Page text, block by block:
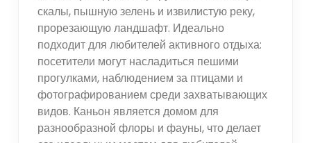
скалы, пышную зелень и извилистую реку,
прорезающую ландшафт. Идеально
подходит для любителей активного отдыха:
посетители могут насладиться пешими
прогулками, наблюдением за птицами и
фотографированием среди захватывающих
видов. Каньон является домом для
разнообразной флоры и фауны, что делает